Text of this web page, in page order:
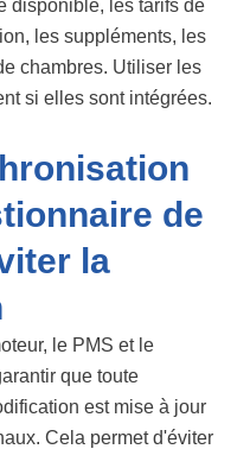
disponible, les tarifs de
les suppléments, les
chambres. Utiliser les
si elles sont intégrées.
de
la
le PMS et le
que toute
est mise à jour
Cela permet d'éviter